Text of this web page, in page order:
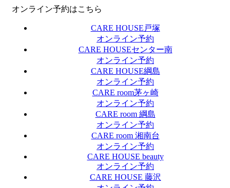
オンライン予約はこちら
CARE HOUSE戸塚
オンライン予約
CARE HOUSEセンター南
オンライン予約
CARE HOUSE綱島
オンライン予約
CARE room茅ヶ崎
オンライン予約
CARE room 綱島
オンライン予約
CARE room 湘南台
オンライン予約
CARE HOUSE beauty
オンライン予約
CARE HOUSE 藤沢